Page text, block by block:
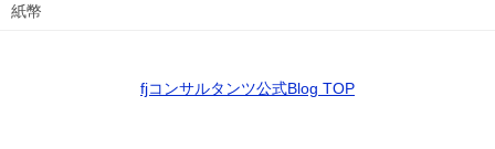
紙幣
fjコンサルタンツ公式Blog TOP